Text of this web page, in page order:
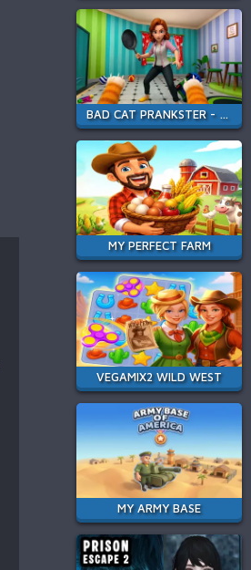
BAD CAT PRANKSTER - MOM IS RETURN
MY PERFECT FARM
VEGAMIX2 WILD WEST
MY ARMY BASE